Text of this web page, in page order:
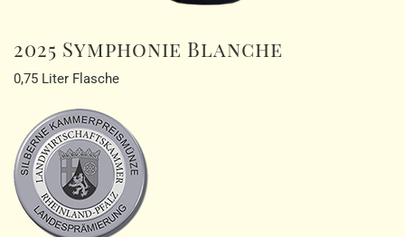
2025 Symphonie Blanche
0,75 Liter Flasche